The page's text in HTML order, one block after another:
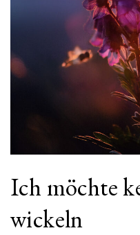
Ich möchte
wickeln